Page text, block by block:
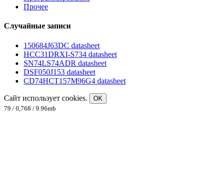
Прочее
Случайные записи
150684J63DC datasheet
HCC31DRXI-S734 datasheet
SN74LS74ADR datasheet
DSF050J153 datasheet
CD74HCT157M96G4 datasheet
Сайт использует cookies.
OK
79 / 0,768 / 9.96mb